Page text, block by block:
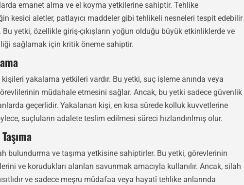
emanet alma ve el koyma yetkilerine sahiptir. Tehlike
kesici aletler, patlayıcı maddeler gibi tehlikeli nesneleri tespit edebilir
yetki, özellikle giriş-çıkışların yoğun olduğu büyük etkinliklerde ve
sağlamak için kritik öneme sahiptir.
yakalama yetkileri vardır. Bu yetki, suç işleme anında veya
müdahale etmesini sağlar. Ancak, bu yetki sadece güvenlik
geçerlidir. Yakalanan kişi, en kısa sürede kolluk kuvvetlerine
suçluların adalete teslim edilmesi süreci hızlandırılmış olur.
bulundurma ve taşıma yetkisine sahiptirler. Bu yetki, görevlerinin
ve korudukları alanları savunmak amacıyla kullanılır. Ancak, silah
ve sadece meşru müdafaa veya hayatî tehlike anlarında